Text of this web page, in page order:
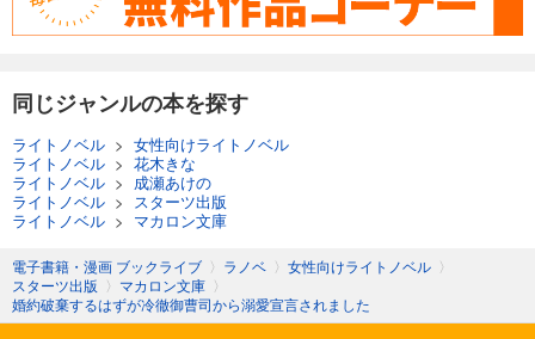
同じジャンルの本を探す
ライトノベル > 女性向けライトノベル
ライトノベル > 花木きな
ライトノベル > 成瀬あけの
ライトノベル > スターツ出版
ライトノベル > マカロン文庫
電子書籍・漫画 ブックライブ 〉 ラノベ 〉 女性向けライトノベル 〉
スターツ出版 〉 マカロン文庫 〉
婚約破棄するはずが冷徹御曹司から溺愛宣言されました